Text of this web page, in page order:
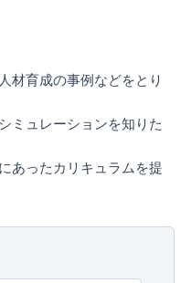
材育成の事例などをとり
ミュレーションを知りた
あったカリキュラムを提